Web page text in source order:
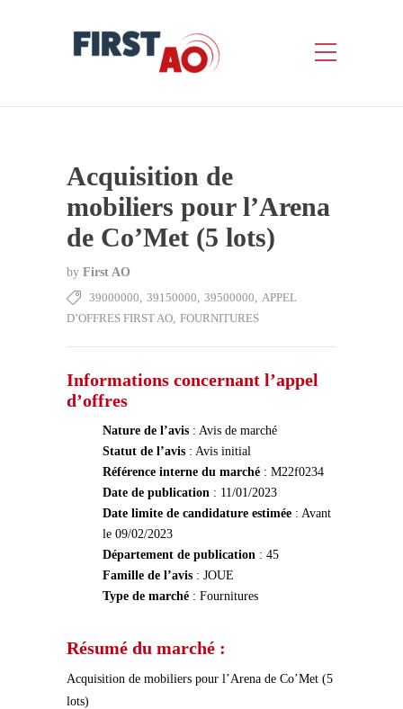
Acquisition de
mobiliers pour l’Arena
de Co’Met (5 lots)
by First AO
39000000, 39150000, 39500000, APPEL
D’OFFRES FIRST AO, FOURNITURES
Informations concernant l’appel
d’offres
Nature de l’avis : Avis de marché
Statut de l’avis : Avis initial
Référence interne du marché : M22f0234
Date de publication : 11/01/2023
Date limite de candidature estimée : Avant
le 09/02/2023
Département de publication : 45
Famille de l’avis : JOUE
Type de marché : Fournitures
Résumé du marché :
Acquisition de mobiliers pour l’Arena de Co’Met (5
lots)